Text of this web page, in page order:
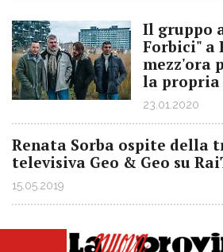
Il gruppo
Forbici" a
mezz'ora
la
23.01.2020
Renata Sorba ospite della
televisiva Geo & Geo su
15.05.2019